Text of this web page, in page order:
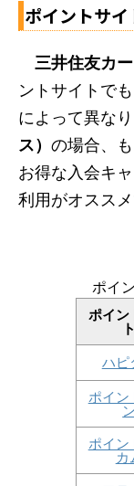
ポイントサ
三井住友カ
ントサイトで
によって異なり
ス） の場合、
お得な入会キ
利用がオススメ
ポイ
ポイン
ト
ハピ
ポイン
ン
ポイン
カ